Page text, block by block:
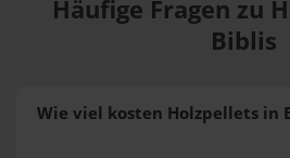
Häufige Fragen zu
Biblis
Wie viel kosten Holzpellets in